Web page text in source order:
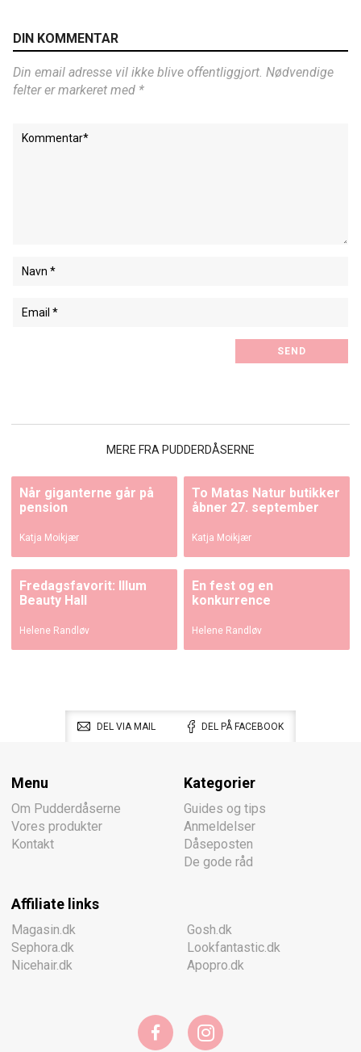
DIN KOMMENTAR
Din email adresse vil ikke blive offentliggjort. Nødvendige
felter er markeret med *
MERE FRA PUDDERDÅSERNE
Når giganterne går på
pension
Katja Moikjær
To Matas Natur butikker
åbner 27. september
Katja Moikjær
Fredagsfavorit: Illum
Beauty Hall
Helene Randløv
En fest og en
konkurrence
Helene Randløv
DEL VIA MAIL DEL PÅ FACEBOOK
Menu
Om Pudderdåserne
Vores produkter
Kontakt
Kategorier
Guides og tips
Anmeldelser
Dåseposten
De gode råd
Affiliate links
Magasin.dk
Sephora.dk
Nicehair.dk
Gosh.dk
Lookfantastic.dk
Apopro.dk